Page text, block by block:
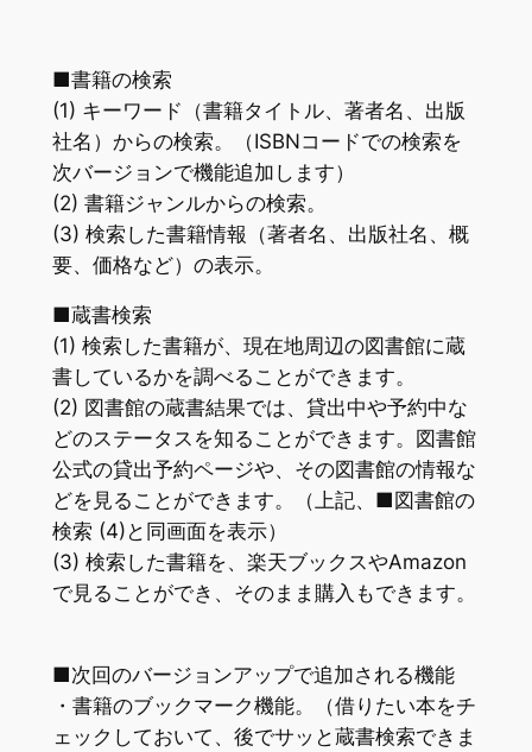
■書籍の検索
(1) キーワード（書籍タイトル、著者名、出版
社名）からの検索。（ISBNコードでの検索を
次バージョンで機能追加します）
(2) 書籍ジャンルからの検索。
(3) 検索した書籍情報（著者名、出版社名、概
要、価格など）の表示。
■蔵書検索
(1) 検索した書籍が、現在地周辺の図書館に蔵
書しているかを調べることができます。
(2) 図書館の蔵書結果では、貸出中や予約中な
どのステータスを知ることができます。図書館
公式の貸出予約ページや、その図書館の情報な
どを見ることができます。（上記、■図書館の
検索 (4)と同画面を表示）
(3) 検索した書籍を、楽天ブックスやAmazon
で見ることができ、そのまま購入もできます。
■次回のバージョンアップで追加される機能
・書籍のブックマーク機能。（借りたい本をチ
ェックしておいて、後でサッと蔵書検索できま